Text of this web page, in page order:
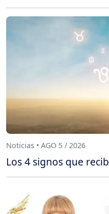
Noticias • AGO 5 / 2026
Los 4 signos que